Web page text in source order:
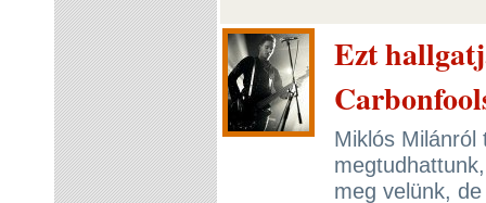
Ezt
Miklós Milánról
meg velünk,